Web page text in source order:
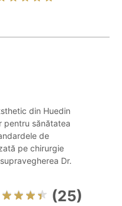
din Huedin
pentru sănătatea
de
pe chirurgie
Dr.
(25)